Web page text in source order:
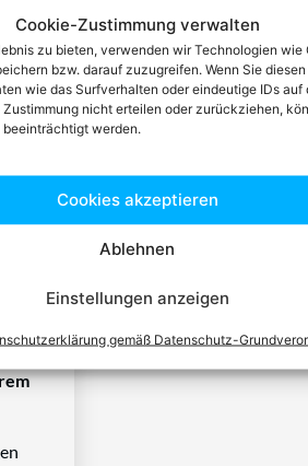
Cookie-Zustimmung verwalten
zu bieten, verwenden wir Technologien wie
bzw. darauf zuzugreifen. Wenn Sie
wie das Surfverhalten oder eindeutige IDs auf
Zustimmung nicht erteilen oder zurückziehen,
werden.
Cookies akzeptieren
Ablehnen
Einstellungen anzeigen
gemäß Datenschutz-
ist